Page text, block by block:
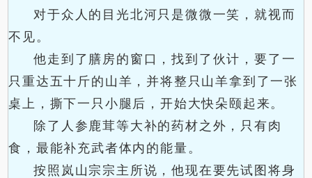
对于众人的目光北河只是微微一笑，就视而
不见。
他走到了膳房的窗口，找到了伙计，要了一
只重达五十斤的山羊，并将整只山羊拿到了一张
桌上，撕下一只小腿后，开始大快朵颐起来。
除了人参鹿茸等大补的药材之外，只有肉
食，最能补充武者体内的能量。
按照岚山宗宗主所说，他现在要先试图将身